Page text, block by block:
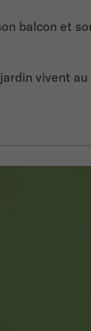
balcon et
vivent